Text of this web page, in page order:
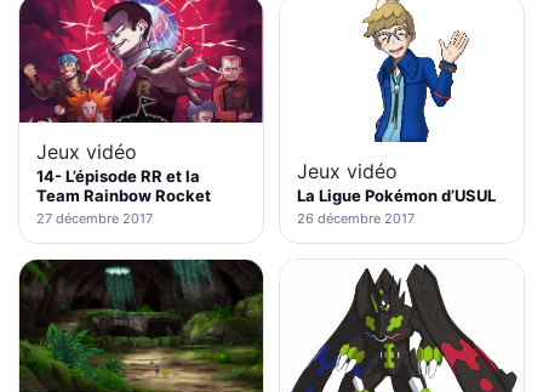
Jeux vidéo
14- L’épisode RR et la
Team Rainbow Rocket
27 décembre 2017
Jeux vidéo
La Ligue Pokémon d’USUL
26 décembre 2017